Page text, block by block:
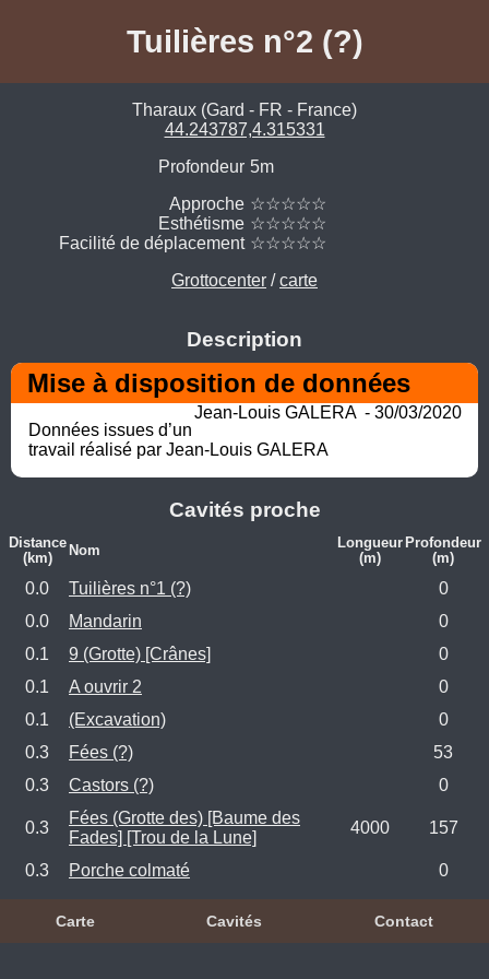
Tuilières n°2 (?)
Tharaux (Gard - FR - France)
44.243787,4.315331
Profondeur 5m
Approche ☆☆☆☆☆
Esthétisme ☆☆☆☆☆
Facilité de déplacement ☆☆☆☆☆
Grottocenter /carte
Description
Mise à disposition de données
Jean-Louis GALERA  - 30/03/2020
Données issues d’un
travail réalisé par Jean-Louis GALERA
Cavités proche
Distance
(km)
Nom
Longueur
(m)
Profondeur
(m)
0.0 Tuilières n°1 (?)
0
0.0
Mandarin
0
0.1
9 (Grotte) [Crânes]
0
0.1
A ouvrir 2
0
0.1
(Excavation)
0
0.3
Fées (?)
53
0.3
Castors (?) 0
0.3
Fées (Grotte des) [Baume des
Fades] [Trou de la Lune]
4000 157
0.3 Porche colmaté 0
Carte Cavités Contact